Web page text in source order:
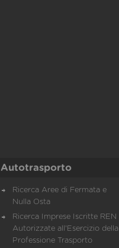
Autotrasporto
Ricerca Aree di Fermata e
Nulla Osta
Ricerca Imprese Iscritte REN
Autorizzate all'Esercizio della
Professione Trasporto